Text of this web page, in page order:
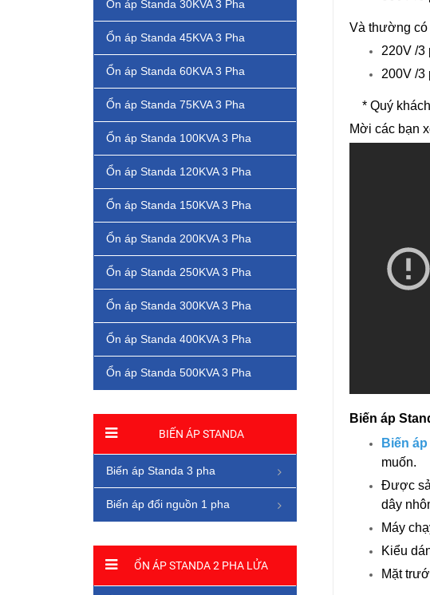
Và thường có
220V /3
200V /3
* Quý
Mời các bạn
Biến áp
Biến
muốn.
Được
dây
Máy
Kiểu
Mặt
Ổn áp Standa 30KVA 3 Pha
Ổn áp Standa 45KVA 3 Pha
Ổn áp Standa 60KVA 3 Pha
Ổn áp Standa 75KVA 3 Pha
Ổn áp Standa 100KVA 3 Pha
Ổn áp Standa 120KVA 3 Pha
Ổn áp Standa 150KVA 3 Pha
Ổn áp Standa 200KVA 3 Pha
Ổn áp Standa 250KVA 3 Pha
Ổn áp Standa 300KVA 3 Pha
Ổn áp Standa 400KVA 3 Pha
Ổn áp Standa 500KVA 3 Pha
BIẾN ÁP STANDA
Biến áp Standa 3 pha
Biến áp đổi nguồn 1 pha
ỔN ÁP STANDA 2 PHA LỬA